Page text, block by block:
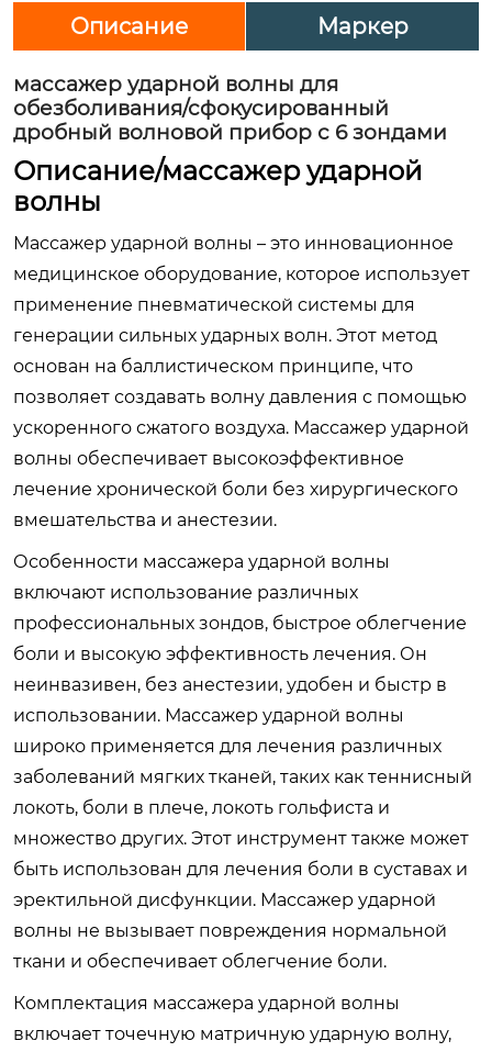
Описание Маркер
массажер ударной волны для
обезболивания/сфокусированный
дробный волновой прибор с 6 зондами
Описание/массажер ударной
волны
Массажер ударной волны – это инновационное
медицинское оборудование, которое использует
применение пневматической системы для
генерации сильных ударных волн. Этот метод
основан на баллистическом принципе, что
позволяет создавать волну давления с помощью
ускоренного сжатого воздуха. Массажер ударной
волны обеспечивает высокоэффективное
лечение хронической боли без хирургического
вмешательства и анестезии.
Особенности массажера ударной волны
включают использование различных
профессиональных зондов, быстрое облегчение
боли и высокую эффективность лечения. Он
неинвазивен, без анестезии, удобен и быстр в
использовании. Массажер ударной волны
широко применяется для лечения различных
заболеваний мягких тканей, таких как теннисный
локоть, боли в плече, локоть гольфиста и
множество других. Этот инструмент также может
быть использован для лечения боли в суставах и
эректильной дисфункции. Массажер ударной
волны не вызывает повреждения нормальной
ткани и обеспечивает облегчение боли.
Комплектация массажера ударной волны
включает точечную матричную ударную волну,